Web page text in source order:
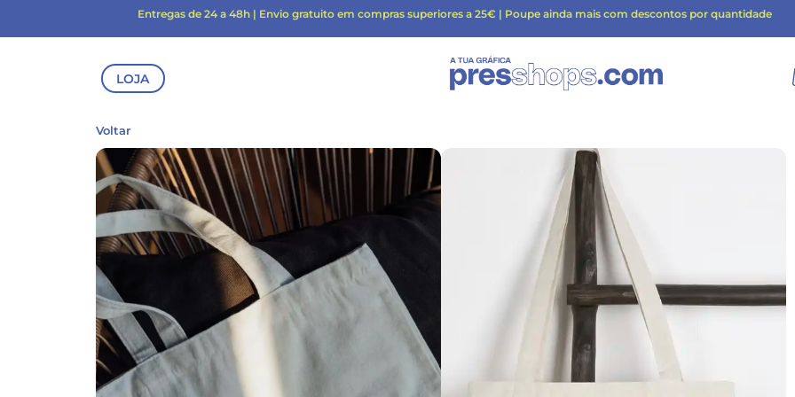
Entregas de 24 a 48h | Envio gratuito em compras superiores a 25€ | Poupe ainda mais com descontos por quantidade
LOJA
Voltar